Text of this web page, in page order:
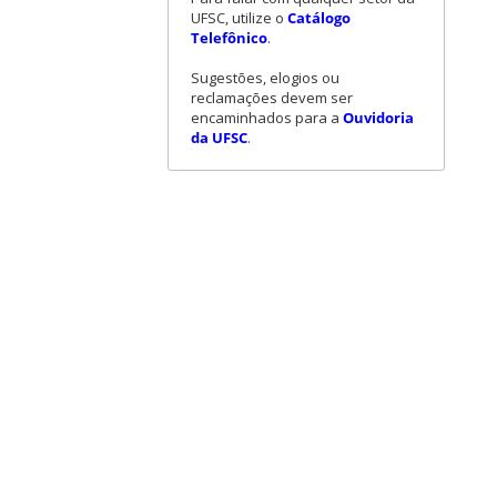
UFSC, utilize o Catálogo
Telefônico.
Sugestões, elogios ou
reclamações devem ser
encaminhados para a Ouvidoria
da UFSC.